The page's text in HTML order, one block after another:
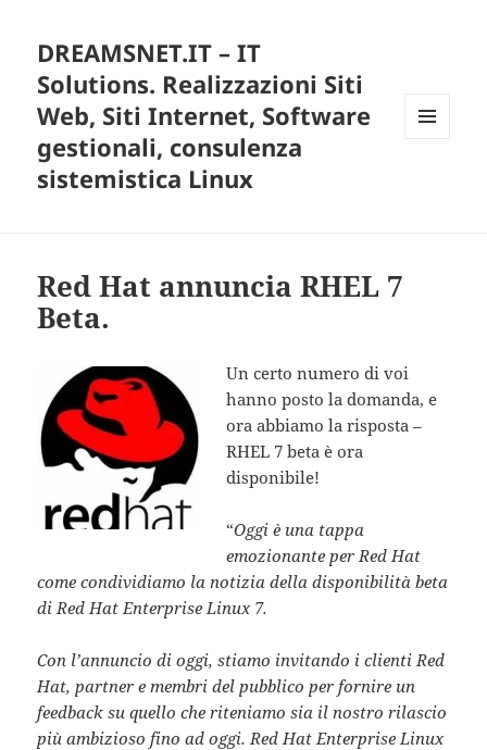
DREAMSNET.IT – IT
Solutions. Realizzazioni Siti
Web, Siti Internet, Software
gestionali, consulenza
sistemistica Linux
Red Hat annuncia RHEL 7
Beta.
Un certo numero di voi
hanno posto la domanda, e
ora abbiamo la risposta –
RHEL 7 beta è ora
disponibile!
“Oggi è una tappa
emozionante per Red Hat
come condividiamo la notizia della disponibilità beta
di Red Hat Enterprise Linux 7.
Con l’annuncio di oggi, stiamo invitando i clienti Red
Hat, partner e membri del pubblico per fornire un
feedback su quello che riteniamo sia il nostro rilascio
più ambizioso fino ad oggi. Red Hat Enterprise Linux